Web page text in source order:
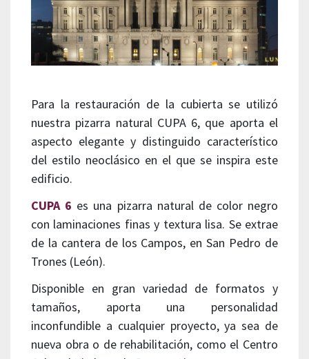
Para la restauración de la cubierta se utilizó
nuestra pizarra natural CUPA 6, que aporta el
aspecto elegante y distinguido característico
del estilo neoclásico en el que se inspira este
edificio.
CUPA 6 es una pizarra natural de color negro
con laminaciones finas y textura lisa. Se extrae
de la cantera de los Campos, en San Pedro de
Trones (León).
Disponible en gran variedad de formatos y
tamaños, aporta una personalidad
inconfundible a cualquier proyecto, ya sea de
nueva obra o de rehabilitación, como el Centro